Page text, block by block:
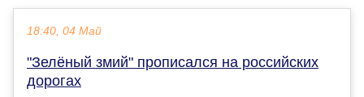
18:40, 04 Май
"Зелёный змий" прописался на российских
дорогах